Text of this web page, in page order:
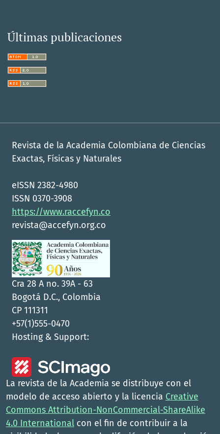
Últimas publicaciones
Revista de la Academia Colombiana de Ciencias
Exactas, Físicas y Naturales
eISSN 2382-4980
ISSN 0370-3908
https://www.raccefyn.co
revista@accefyn.org.co
Cra 28 A no. 39A - 63
Bogotá D.C., Colombia
CP 111311
+57(1)555-0470
Hosting & Support:
La revista de la Academia se distribuye con el
modelo de acceso abierto y la licencia Creative
Commons Attribution-NonCommercial-ShareAlike
4.0 International con el fin de contribuir a la